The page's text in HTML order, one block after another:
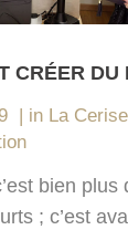
CRÉER DU
in La
bien plus
; c’est